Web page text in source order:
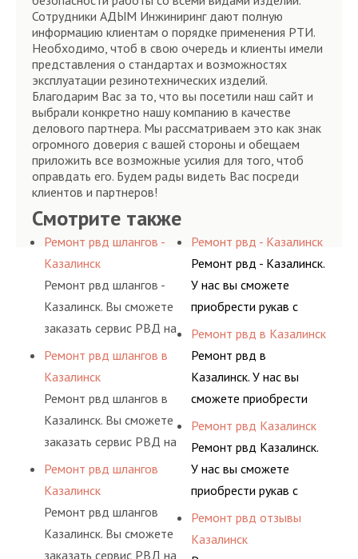
Сотрудники АДЫМ Инжиниринг дают полную
информацию клиентам о порядке применения РТИ.
Необходимо, чтоб в свою очередь и клиенты имели
представления о стандартах и возможностях
эксплуатации резинотехнических изделий.
Благодарим Вас за то, что вы посетили наш сайт и
выбрали конкретно нашу компанию в качестве
делового партнера. Мы рассматриваем это как знак
огромного доверия с вашей стороны и обещаем
приложить все возможные усилия для того, чтоб
оправдать его. Будем рады видеть Вас посреди
клиентов и партнеров!
Смотрите также
Ремонт рвд шлангов -
Казалинск
Ремонт рвд шлангов -
Казалинск. Вы сможете
заказать сервис РВД на
разовой основе либо на
условиях
долговременного
комплексного
обслуживания
предприятия.
Ремонт рвд шлангов в
Казалинск
Ремонт рвд шлангов в
Казалинск. Вы сможете
заказать сервис РВД на
разовой основе либо на
условиях
долговременного
комплексного
обслуживания
Ремонт рвд шлангов
Казалинск
Ремонт рвд шлангов
Казалинск. Вы сможете
заказать сервис РВД на
Ремонт рвд - Казалинск
Ремонт рвд - Казалинск.
У нас вы сможете
приобрести рукав с
разными фитингами и
комплектующими,
АДЫМ Инжиниринг
предлагает ремонт
давления. Ремонт
шлангов производится
ными спецами, которые
помогут решить любую
сложную задачу.
Ремонт рвд в Казалинск
Ремонт рвд в
Казалинск. У нас вы
сможете приобрести
рукав с разными
фитингами и
комплектующими,
АДЫМ Инжиниринг
шлангов высокого
Ремонт рвд Казалинск
Ремонт рвд Казалинск.
У нас вы сможете
приобрести рукав с
разными фитингами и
комплектующими,
АДЫМ Инжиниринг
Ремонт рвд отзывы
Казалинск